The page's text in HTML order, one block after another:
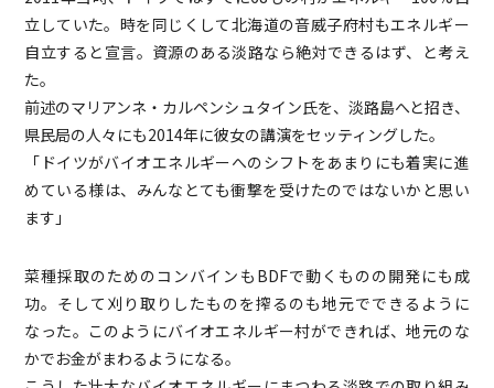
立していた。時を同じくして北海道の音威子府村もエネルギー
自立すると宣言。資源のある淡路なら絶対できるはず、と考え
た。
前述のマリアンネ・カルペンシュタイン氏を、淡路島へと招き、
県民局の人々にも2014年に彼女の講演をセッティングした。
「ドイツがバイオエネルギーへのシフトをあまりにも着実に進
めている様は、みんなとても衝撃を受けたのではないかと思い
ます」
菜種採取のためのコンバインもBDFで動くものの開発にも成
功。そして刈り取りしたものを搾るのも地元でできるように
なった。このようにバイオエネルギー村ができれば、地元のな
かでお金がまわるようになる。